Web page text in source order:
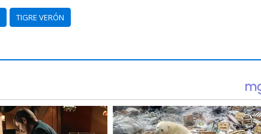
TIGRE VERÓN